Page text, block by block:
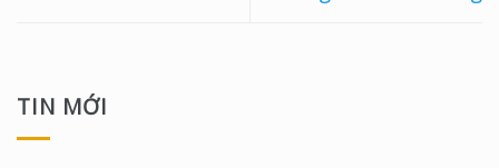
TIN MỚI